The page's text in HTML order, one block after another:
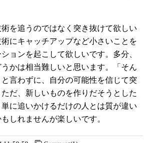
を追うのではなく突き抜けて欲しい
にキャッチアップなど小さいことを
ョンを起こして欲しいです。多分、
かは相当難しいと思います。「そん
言わずに、自分の可能性を信じて突
だ、新しいものを作りだそうとした
に追いかけるだけの人とは質が違い
しれませんが楽しいです。